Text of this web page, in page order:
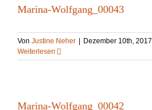
Marina-Wolfgang_00043
Von Justine Neher Dezember 10th, 2017
Weiterlesen
Marina-Wolfgang_00042